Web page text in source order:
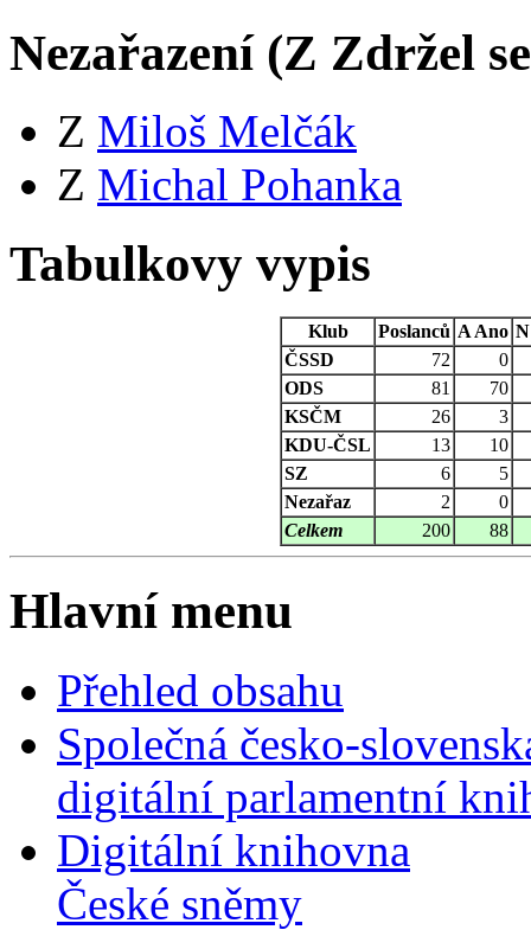
Nezařazení (Z Zdržel
Z Miloš Melčák
Z Michal Pohanka
Tabulkovy vypis
Klub Poslanců A Ano N
ČSSD
72
0
ODS
81
70
KSČM
26
3
KDU-ČSL
13
10
SZ
6
5
Nezařaz
2
0
Celkem
200 88
Hlavní menu
Přehled obsahu
Společná česko-
digitální parlamentní
Digitální knihovna
České sněmy